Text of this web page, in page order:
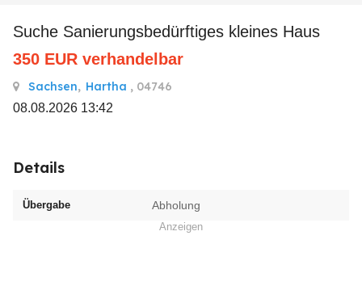
suche Sanierungsbedürftiges kleines Haus
350 EUR verhandelbar
Sachsen, Hartha , 04746
08.08.2026 13:42
Details
Übergabe Abholung
Anzeigen